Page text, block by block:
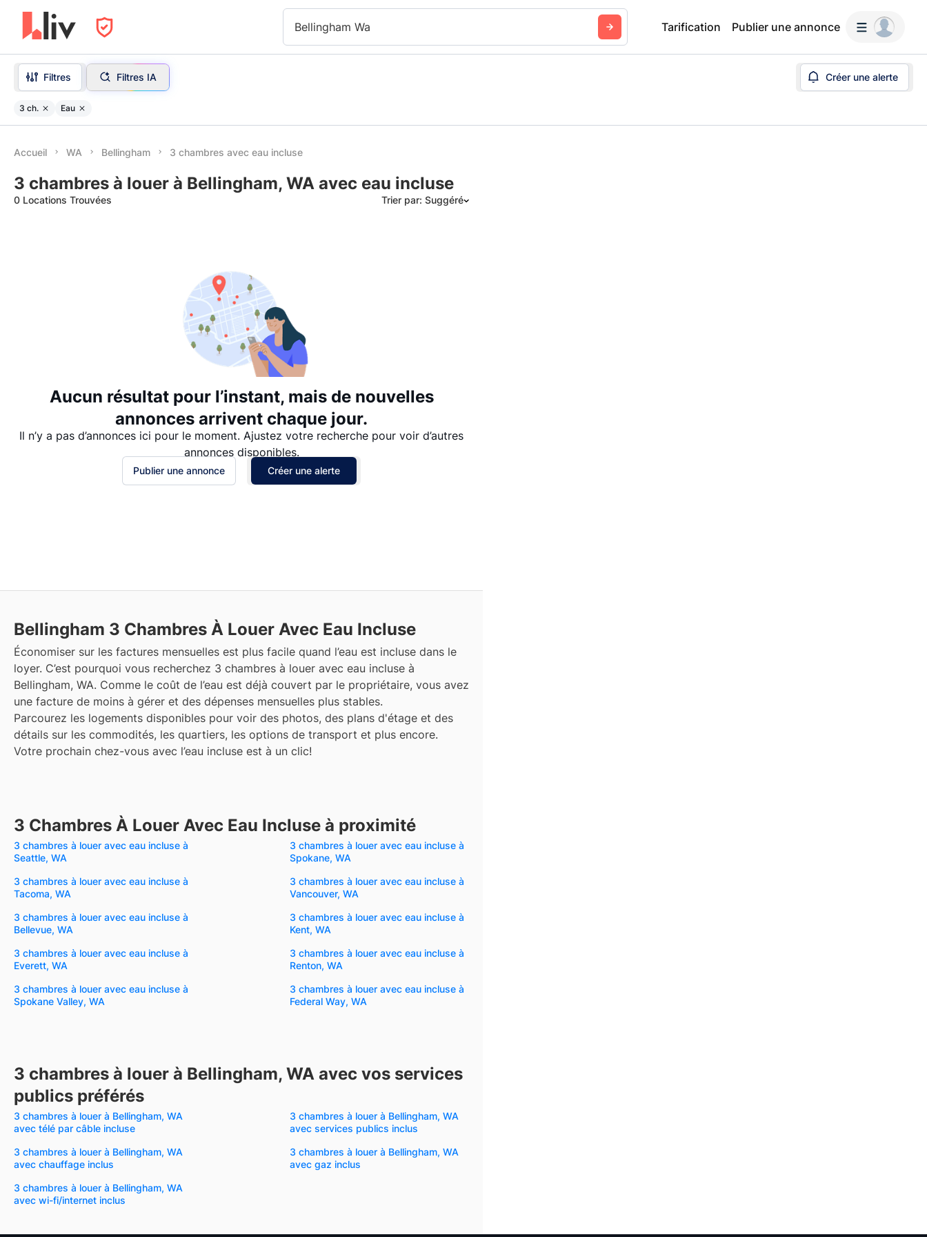
Bellingham Wa Tarification Publier une annonce
Filtres Filtres IA Créer une alerte
3 ch. Eau
Accueil WA Bellingham 3 chambres avec eau incluse
3 chambres à louer à Bellingham, WA avec eau incluse
0 Locations Trouvées Trier par: Suggéré
Aucun résultat pour l’instant, mais de nouvelles
annonces arrivent chaque jour.
Il n’y a pas d’annonces ici pour le moment. Ajustez votre recherche pour voir d’autres
annonces disponibles.
Publier une annonce Créer une alerte
Bellingham 3 Chambres À Louer Avec Eau Incluse
Économiser sur les factures mensuelles est plus facile quand l’eau est incluse dans le
loyer. C’est pourquoi vous recherchez 3 chambres à louer avec eau incluse à
Bellingham, WA. Comme le coût de l’eau est déjà couvert par le propriétaire, vous avez
une facture de moins à gérer et des dépenses mensuelles plus stables.
Parcourez les logements disponibles pour voir des photos, des plans d'étage et des
détails sur les commodités, les quartiers, les options de transport et plus encore.
Votre prochain chez-vous avec l’eau incluse est à un clic!
3 Chambres À Louer Avec Eau Incluse à proximité
3 chambres à louer avec eau incluse à
Seattle, WA
3 chambres à louer avec eau incluse à
Spokane, WA
3 chambres à louer avec eau incluse à
Tacoma, WA
3 chambres à louer avec eau incluse à
Vancouver, WA
3 chambres à louer avec eau incluse à
Bellevue, WA
3 chambres à louer avec eau incluse à
Kent, WA
3 chambres à louer avec eau incluse à
Everett, WA
3 chambres à louer avec eau incluse à
Renton, WA
3 chambres à louer avec eau incluse à
Spokane Valley, WA
3 chambres à louer avec eau incluse à
Federal Way, WA
3 chambres à louer à Bellingham, WA avec vos services
publics préférés
3 chambres à louer à Bellingham, WA
avec télé par câble incluse
3 chambres à louer à Bellingham, WA
avec services publics inclus
3 chambres à louer à Bellingham, WA
avec chauffage inclus
3 chambres à louer à Bellingham, WA
avec gaz inclus
3 chambres à louer à Bellingham, WA
avec wi-fi/internet inclus